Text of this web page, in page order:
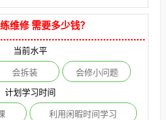
维修 需要多少钱？
当前水平
会拆装
会修小问题
计划学习时间
利用闲暇时间学习